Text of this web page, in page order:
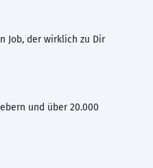
Job, der wirklich zu Dir
und über 20.000